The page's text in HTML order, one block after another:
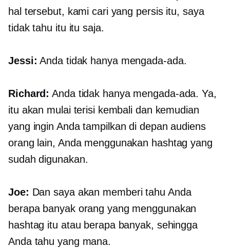
hal tersebut, kami cari yang persis itu, saya
tidak tahu itu itu saja.
Jessi: Anda tidak hanya mengada-ada.
Richard: Anda tidak hanya mengada-ada. Ya,
itu akan mulai terisi kembali dan kemudian
yang ingin Anda tampilkan di depan audiens
orang lain, Anda menggunakan hashtag yang
sudah digunakan.
Joe: Dan saya akan memberi tahu Anda
berapa banyak orang yang menggunakan
hashtag itu atau berapa banyak, sehingga
Anda tahu yang mana.